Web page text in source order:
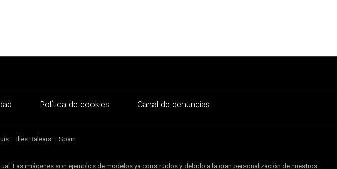
Política de cookies Canal de denuncias
– Illes Balears – Spain
Las imágenes son ejemplos de modelos ya construidos y debido a la gran personalización de nuestros